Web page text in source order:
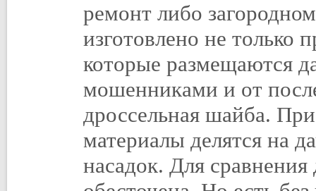
ремонт либо
изготовлено не только
которые размещаются
мошенниками и от
дроссельная шайба.
материалы делятся на
насадок. Для